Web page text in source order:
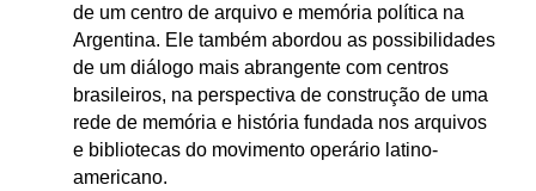
de um centro de arquivo e memória política na
Argentina. Ele também abordou as possibilidades
de um diálogo mais abrangente com centros
brasileiros, na perspectiva de construção de uma
rede de memória e história fundada nos arquivos
e bibliotecas do movimento operário latino-
americano.